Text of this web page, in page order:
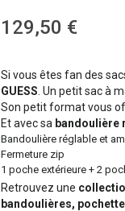
129,50 €
Si vous êtes fan des
GUESS. Un petit sac à
Son petit format vous
Et avec sa bandoulière
Bandoulière réglable et
Fermeture zip
1 poche extérieure + 2
Retrouvez une
bandoulières,